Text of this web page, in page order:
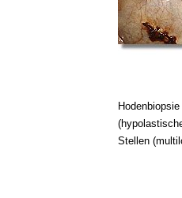
Stellen